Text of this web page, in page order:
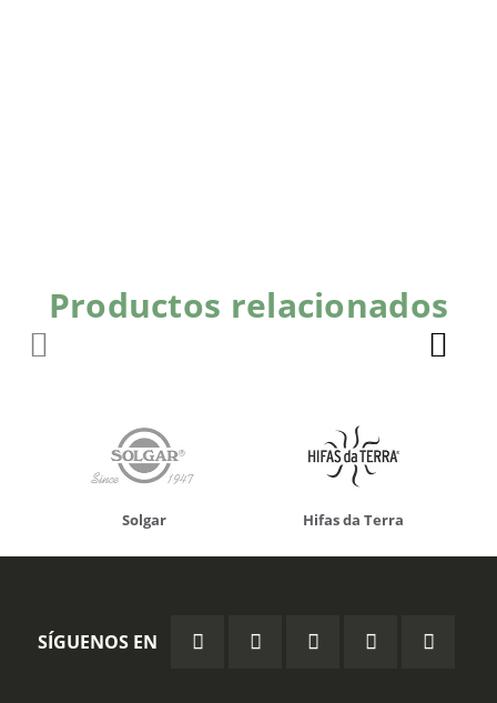
Productos relacionados
Solgar Hifas da Terra
SÍGUENOS EN